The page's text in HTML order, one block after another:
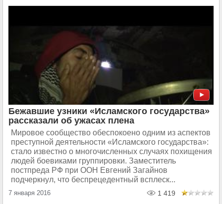
Бежавшие узники «Исламского государства»
рассказали об ужасах плена
Мировое сообщество обеспокоено одним из аспектов
преступной деятельности «Исламского государства»:
стало известно о многочисленных случаях похищения
людей боевиками группировки. Заместитель
постпреда РФ при ООН Евгений Загайнов
подчеркнул, что беспрецедентный всплеск...
7 января 2016 1 419